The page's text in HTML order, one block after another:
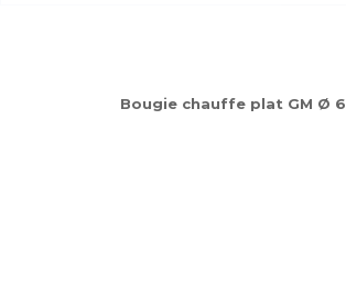
Bougie chauffe plat GM Ø